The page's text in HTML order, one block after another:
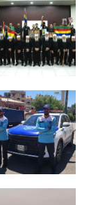
جرمانا
الخارجي
أمان
سوريا